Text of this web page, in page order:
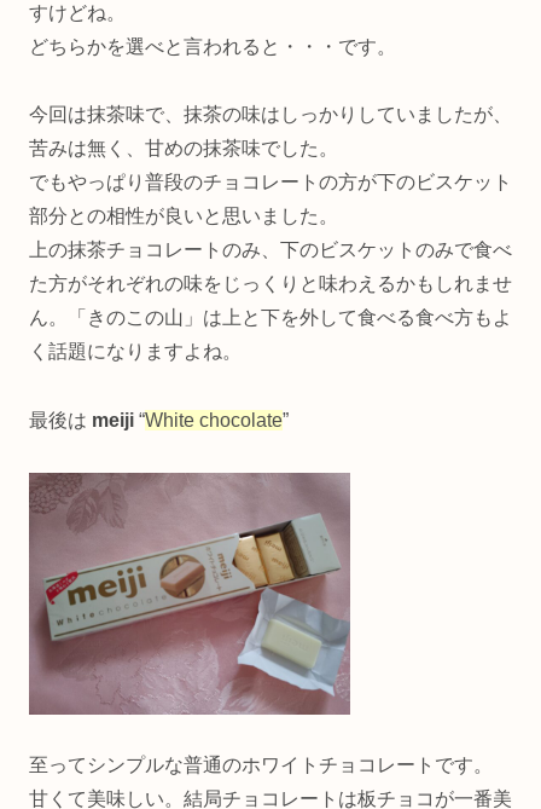
すけどね。
どちらかを選べと言われると・・・です。
今回は抹茶味で、抹茶の味はしっかりしていましたが、
苦みは無く、甘めの抹茶味でした。
でもやっぱり普段のチョコレートの方が下のビスケット
部分との相性が良いと思いました。
上の抹茶チョコレートのみ、下のビスケットのみで食べ
た方がそれぞれの味をじっくりと味わえるかもしれませ
ん。「きのこの山」は上と下を外して食べる食べ方もよ
く話題になりますよね。
最後は meiji “White chocolate”
至ってシンプルな普通のホワイトチョコレートです。
甘くて美味しい。結局チョコレートは板チョコが一番美